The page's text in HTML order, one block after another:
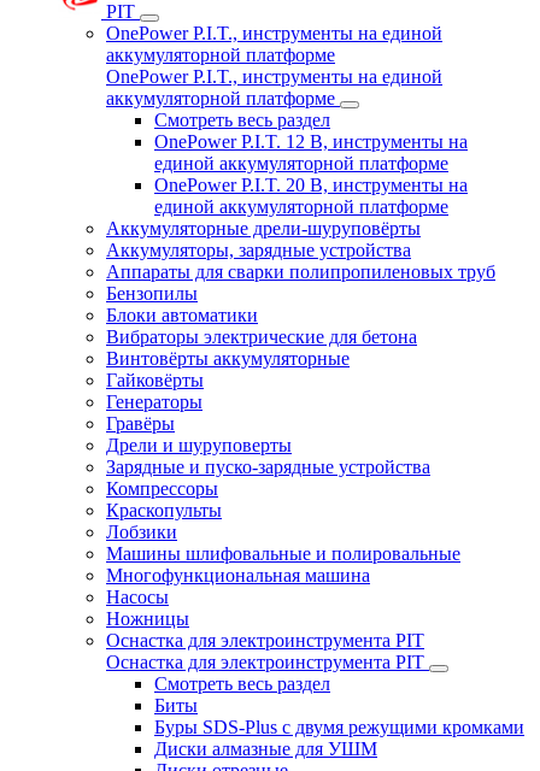
PIT
OnePower P.I.T., инструменты на единой
аккумуляторной платформе
OnePower P.I.T., инструменты на единой
аккумуляторной платформе
Смотреть весь раздел
OnePower P.I.T. 12 В, инструменты на
единой аккумуляторной платформе
OnePower P.I.T. 20 В, инструменты на
единой аккумуляторной платформе
Аккумуляторные дрели-шуруповёрты
Аккумуляторы, зарядные устройства
Аппараты для сварки полипропиленовых труб
Бензопилы
Блоки автоматики
Вибраторы электрические для бетона
Винтовёрты аккумуляторные
Гайковёрты
Генераторы
Гравёры
Дрели и шуруповерты
Зарядные и пуско-зарядные устройства
Компрессоры
Краскопульты
Лобзики
Машины шлифовальные и полировальные
Многофункциональная машина
Насосы
Ножницы
Оснастка для электроинструмента PIT
Оснастка для электроинструмента PIT
Смотреть весь раздел
Биты
Буры SDS-Plus c двумя режущими кромками
Диски алмазные для УШМ